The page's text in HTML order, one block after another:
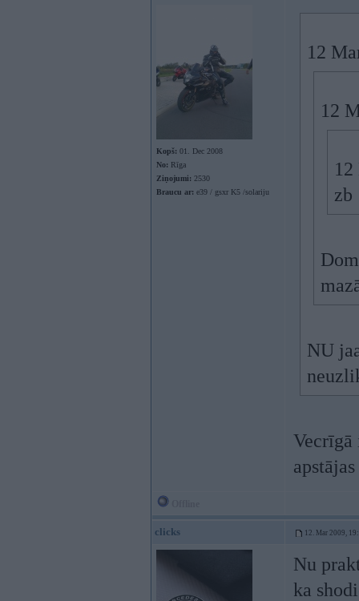
Kopš: 01. Dec 2008
No: Rīga
Ziņojumi: 2530
Braucu ar: e39 / gsxr K5 /solariju
12
12
zb
NU
clicks 12. Mar 2009,
Nu
ka